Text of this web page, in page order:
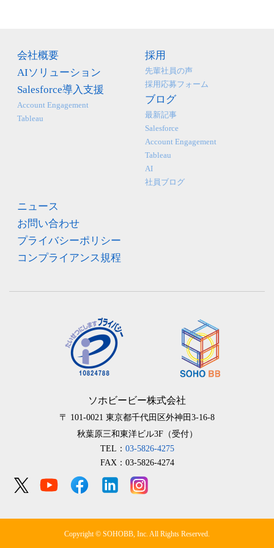
会社概要
AIソリューション
Salesforce導入支援
Account Engagement
Tableau
採用
先輩社員の声
採用応募フォーム
ブログ
最新記事
Salesforce
Account Engagement
Tableau
AI
社員ブログ
ニュース
お問い合わせ
プライバシーポリシー
コンプライアンス規程
ソホビービー株式会社
〒 101-0021 東京都千代田区外神田3-16-8
秋葉原三和東洋ビル3F（受付）
TEL： 03-5826-4275
FAX：03-5826-4274
Copyright © SOHOBB, Inc. All Rights Reserved.